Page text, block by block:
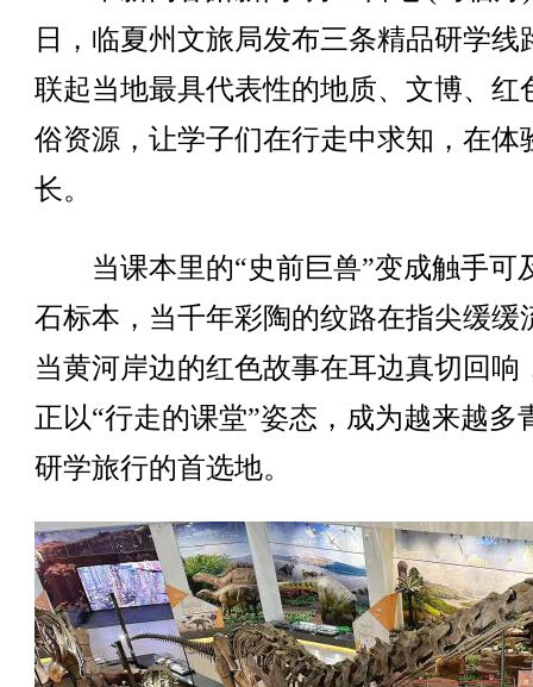
日，临夏州文旅局发布三条精品研学线
联起当地最具代表性的地质、文博、红
俗资源，让学子们在行走中求知，在体
长。
当课本里的“史前巨兽”变成触手可
石标本，当千年彩陶的纹路在指尖缓缓
当黄河岸边的红色故事在耳边真切回响
正以“行走的课堂”姿态，成为越来越多
研学旅行的首选地。